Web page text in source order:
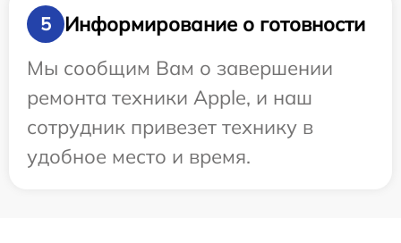
5
Информирование о готовности
Мы сообщим Вам о завершении
ремонта техники Apple, и наш
сотрудник привезет технику в
удобное место и время.